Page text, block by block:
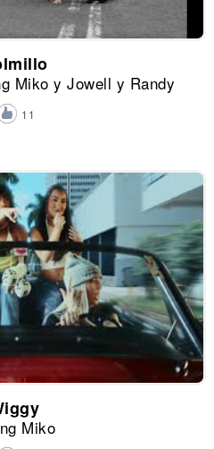
Miko y Jowell y Randy
11
Miko